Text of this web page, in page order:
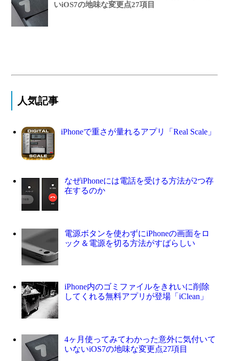
いiOS7の地味な変更点27項目
人気記事
iPhoneで重さが量れるアプリ「Real Scale」
なぜiPhoneには電話を受ける方法が2つ存
在するのか
電源ボタンを使わずにiPhoneの画面をロ
ック＆電源を切る方法がすばらしい
iPhone内のゴミファイルをきれいに削除
してくれる無料アプリが登場「iClean」
4ヶ月使ってみてわかった意外に気付いて
いないiOS7の地味な変更点27項目